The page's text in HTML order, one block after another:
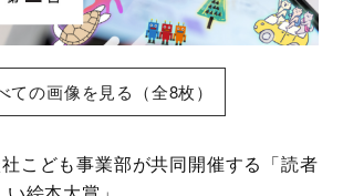
ての画像を見る（全8枚）
こども事業部が共同開催する「読者